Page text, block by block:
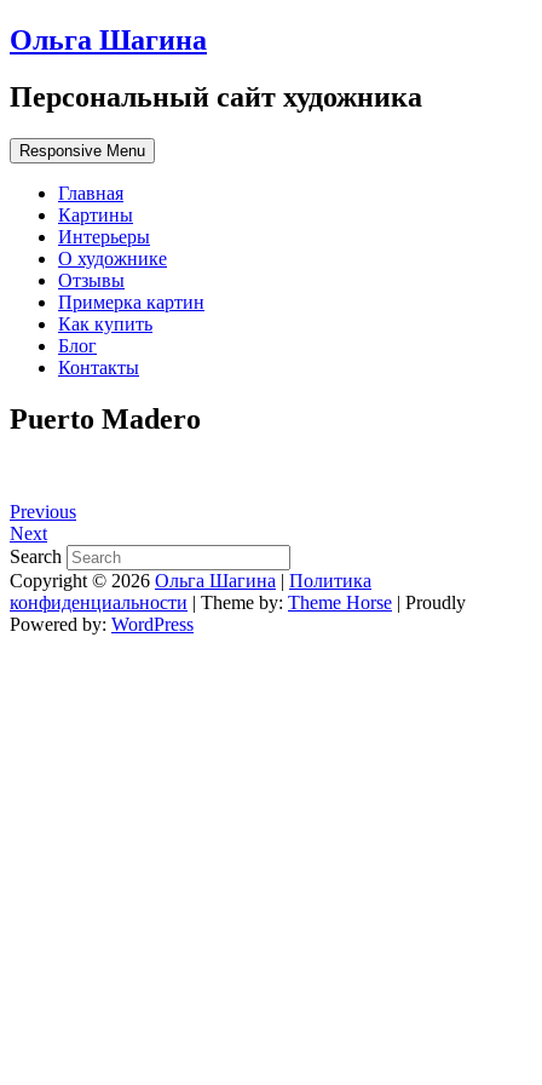
Ольга Шагина
Персональный сайт художника
Responsive Menu
Главная
Картины
Интерьеры
О художнике
Отзывы
Примерка картин
Как купить
Блог
Контакты
Puerto Madero
Previous
Next
Search
Copyright © 2026 Ольга Шагина | Политика
конфиденциальности | Theme by: Theme Horse | Proudly
Powered by: WordPress